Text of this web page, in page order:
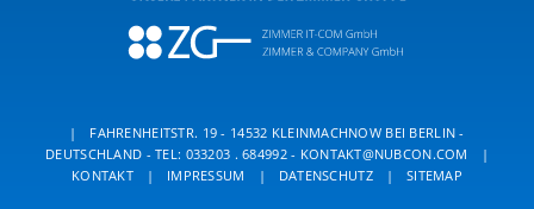
|
FAHRENHEITSTR. 19 - 14532 KLEINMACHNOW BEI BERLIN -
DEUTSCHLAND -TEL: 033203 . 684992- KONTAKT@NUBCON.COM
|
KONTAKT
| IMPRESSUM | DATENSCHUTZ | SITEMAP